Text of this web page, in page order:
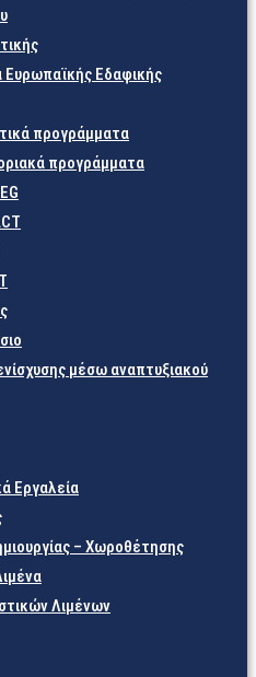
Εδαφικής
προγράμματα
προγράμματα
μέσω αναπτυξιακού
Εργαλεία
– Χωροθέτησης
Λιμένων